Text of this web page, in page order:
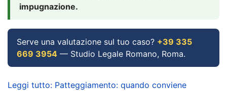
impugnazione.
Serve una valutazione sul tuo caso? +39 335
669 3954 — Studio Legale Romano, Roma.
Leggi tutto: Patteggiamento: quando conviene